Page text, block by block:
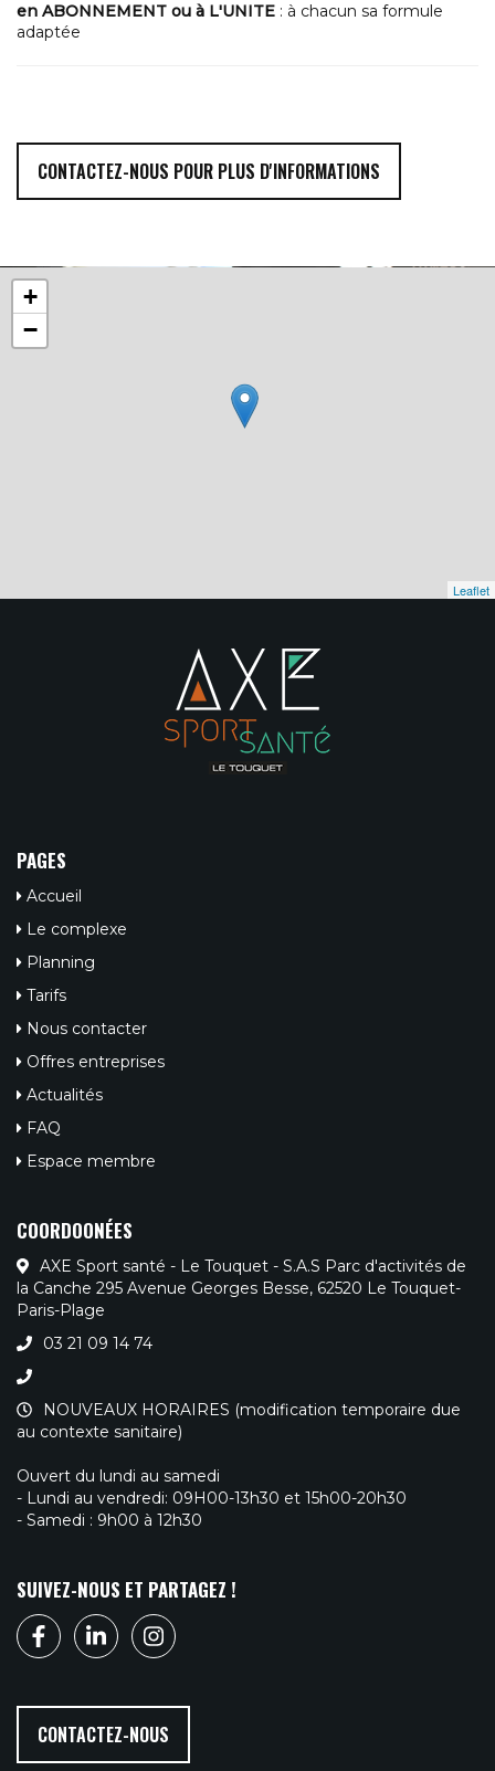
en ABONNEMENT ou à L'UNITE : à chacun sa formule
adaptée
CONTACTEZ-NOUS POUR PLUS D'INFORMATIONS
+
−
Leaflet
PAGES
Accueil
Le complexe
Planning
Tarifs
Nous contacter
Offres entreprises
Actualités
FAQ
Espace membre
COORDOONÉES
AXE Sport santé - Le Touquet - S.A.S Parc d'activités de
la Canche 295 Avenue Georges Besse, 62520 Le Touquet-
Paris-Plage
03 21 09 14 74
NOUVEAUX HORAIRES (modification temporaire due
au contexte sanitaire)
Ouvert du lundi au samedi
- Lundi au vendredi: 09H00-13h30 et 15h00-20h30
- Samedi : 9h00 à 12h30
SUIVEZ-NOUS ET PARTAGEZ !
CONTACTEZ-NOUS